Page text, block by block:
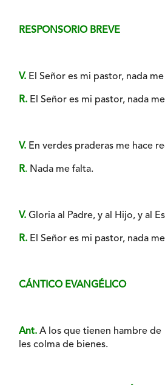
RESPONSORIO BREVE
V. El Señor es mi pastor, nada
R. El Señor es mi pastor, nada
V. En verdes praderas me hace
R. Nada me falta.
V. Gloria al Padre, y al Hijo, y al
R. El Señor es mi pastor, nada
CÁNTICO EVANGÉLICO
Ant. A los que tienen hambre
les colma de bienes.